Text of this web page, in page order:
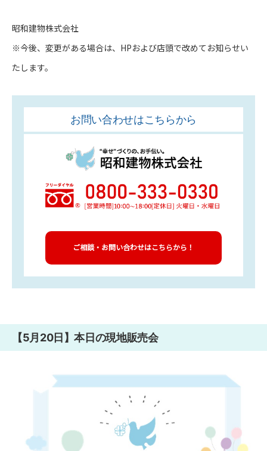
昭和建物株式会社
※今後、変更がある場合は、HPおよび店頭で改めてお知らせい
たします。
お問い合わせはこちらから
ご相談・お問い合わせはこちらから！
【5月20日】本日の現地販売会